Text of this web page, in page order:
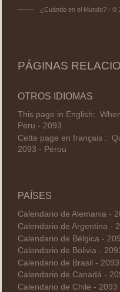
¿Cuándo en el Mundo? - ©
PÁGINAS
OTROS IDIOMAS
This page in English:
Peru - 2093
Cette page en français :
2093 - Pérou
PAÍSES
Calendario de Alemania -
Calendario de Argentina -
Calendario de Bélgica -
Calendario de Bolivia -
Calendario de Brasil - 2093
Calendario de Canadá -
Calendario de Chile - 2093